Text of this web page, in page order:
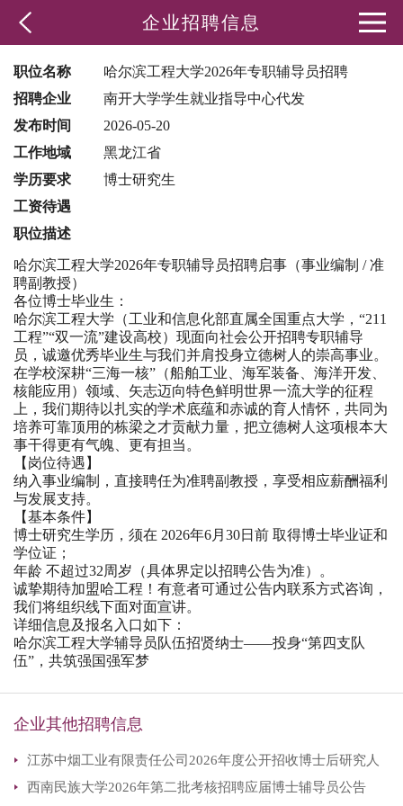
企业招聘信息
职位名称
哈尔滨工程大学2026年专职辅导员招聘
招聘企业
南开大学学生就业指导中心代发
发布时间
2026-05-20
工作地域
黑龙江省
学历要求
博士研究生
工资待遇
职位描述
哈尔滨工程大学2026年专职辅导员招聘启事（事业编制 / 准
聘副教授）
各位博士毕业生：
哈尔滨工程大学（工业和信息化部直属全国重点大学，“211
工程”“双一流”建设高校）现面向社会公开招聘专职辅导
员，诚邀优秀毕业生与我们并肩投身立德树人的崇高事业。
在学校深耕“三海一核”（船舶工业、海军装备、海洋开发、
核能应用）领域、矢志迈向特色鲜明世界一流大学的征程
上，我们期待以扎实的学术底蕴和赤诚的育人情怀，共同为
培养可靠顶用的栋梁之才贡献力量，把立德树人这项根本大
事干得更有气魄、更有担当。
【岗位待遇】
纳入事业编制，直接聘任为准聘副教授，享受相应薪酬福利
与发展支持。
【基本条件】
博士研究生学历，须在 2026年6月30日前 取得博士毕业证和
学位证；
年龄 不超过32周岁（具体界定以招聘公告为准）。
诚挚期待加盟哈工程！有意者可通过公告内联系方式咨询，
我们将组织线下面对面宣讲。
详细信息及报名入口如下：
哈尔滨工程大学辅导员队伍招贤纳士——投身“第四支队
伍”，共筑强国强军梦
企业其他招聘信息
江苏中烟工业有限责任公司2026年度公开招收博士后研究人
员公告
西南民族大学2026年第二批考核招聘应届博士辅导员公告